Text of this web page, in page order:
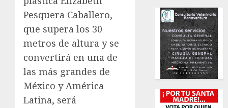
Pesquera Caballero,
que supera los 30
metros de altura y se
convertirá en una de
las más grandes de
México y América
Latina, será